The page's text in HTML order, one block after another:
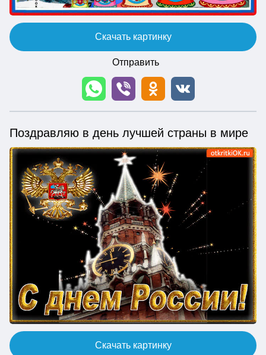
Скачать картинку
Отправить
Поздравляю в день лучшей страны в мире
Скачать картинку